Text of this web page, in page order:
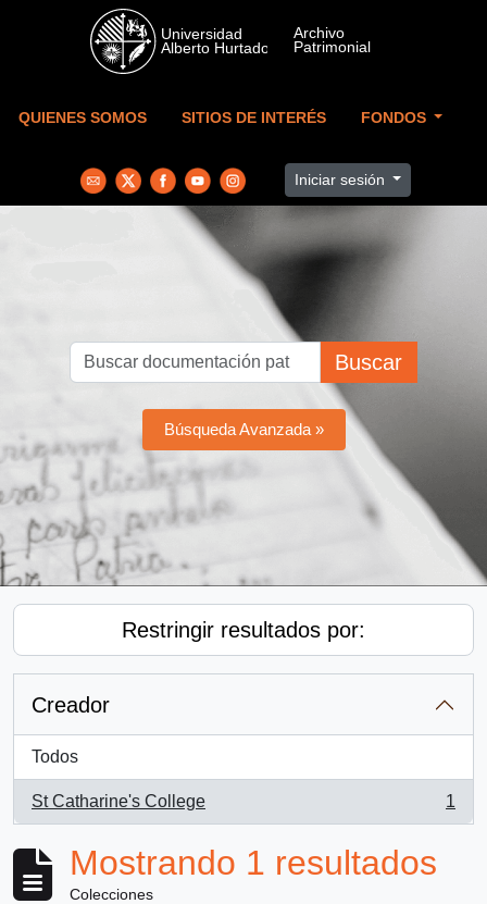
Skip to main content
QUIENES SOMOS SITIOS DE INTERÉS FONDOS
Iniciar sesión
Buscar
Búsqueda Avanzada »
Restringir resultados por:
Creador
Todos
St Catharine's College
, 1 resultados
1
Mostrando 1 resultados
Colecciones